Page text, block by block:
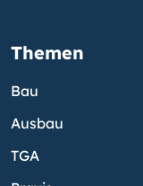
Themen
Bau
Ausbau
TGA